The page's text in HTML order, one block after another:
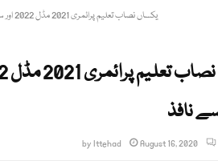
یکساں نصاب تعلیم پرائمری 2021 مڈل 2022 اور سیکنڈری و ہائیر سیکنڈری 2023سے نافذ
byIttehad August 16, 2020